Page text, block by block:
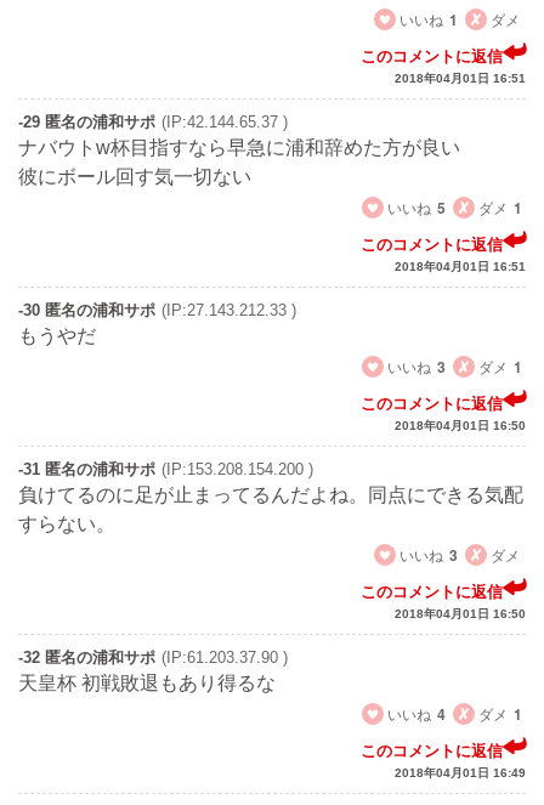
いいね 1 ダメ
このコメントに返信
2018年04月01日 16:51
-29 匿名の浦和サポ (IP:42.144.65.37 )
ナバウトw杯目指すなら早急に浦和辞めた方が良い
彼にボール回す気一切ない
いいね 5 ダメ 1
このコメントに返信
2018年04月01日 16:51
-30 匿名の浦和サポ (IP:27.143.212.33 )
もうやだ
いいね 3 ダメ 1
このコメントに返信
2018年04月01日 16:50
-31 匿名の浦和サポ (IP:153.208.154.200 )
負けてるのに足が止まってるんだよね。同点にできる気配
すらない。
いいね 3 ダメ
このコメントに返信
2018年04月01日 16:50
-32 匿名の浦和サポ (IP:61.203.37.90 )
天皇杯 初戦敗退もあり得るな
いいね 4 ダメ 1
このコメントに返信
2018年04月01日 16:49